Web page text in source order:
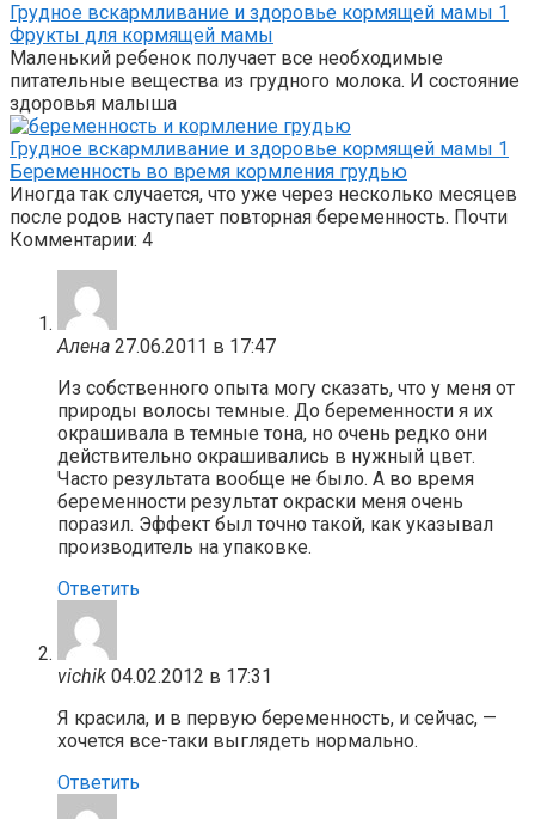
Грудное вскармливание и здоровье кормящей мамы 1
Фрукты для кормящей мамы
Маленький ребенок получает все необходимые
питательные вещества из грудного молока. И состояние
здоровья малыша
Грудное вскармливание и здоровье кормящей мамы 1
Беременность во время кормления грудью
Иногда так случается, что уже через несколько месяцев
после родов наступает повторная беременность. Почти
Комментарии: 4
Алена 27.06.2011 в 17:47
Из собственного опыта могу сказать, что у меня от
природы волосы темные. До беременности я их
окрашивала в темные тона, но очень редко они
действительно окрашивались в нужный цвет.
Часто результата вообще не было. А во время
беременности результат окраски меня очень
поразил. Эффект был точно такой, как указывал
производитель на упаковке.
Ответить
vichik 04.02.2012 в 17:31
Я красила, и в первую беременность, и сейчас, —
хочется все-таки выглядеть нормально.
Ответить